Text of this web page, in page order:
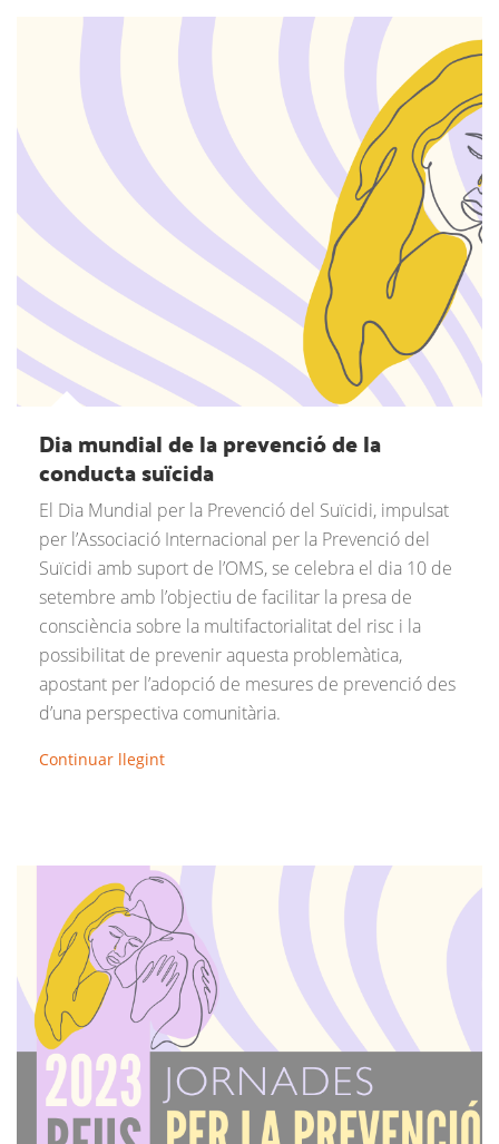
Dia mundial de la prevenció de la
conducta suïcida
El Dia Mundial per la Prevenció del Suïcidi, impulsat
per l’Associació Internacional per la Prevenció del
Suïcidi amb suport de l’OMS, se celebra el dia 10 de
setembre amb l’objectiu de facilitar la presa de
consciència sobre la multifactorialitat del risc i la
possibilitat de prevenir aquesta problemàtica,
apostant per l’adopció de mesures de prevenció des
d’una perspectiva comunitària.
Continuar llegint